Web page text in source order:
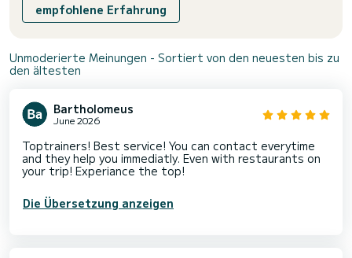
empfohlene Erfahrung
Unmoderierte Meinungen - Sortiert von den neuesten bis zu
den ältesten
Bartholomeus
June 2026
Toptrainers! Best service! You can contact everytime
and they help you immediatly. Even with restaurants on
your trip! Experiance the top!
Die Übersetzung anzeigen